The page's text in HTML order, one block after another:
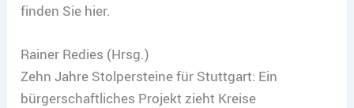
finden Sie hier.
Rainer Redies (Hrsg.)
Zehn Jahre Stolpersteine für Stuttgart: Ein
bürgerschaftliches Projekt zieht Kreise